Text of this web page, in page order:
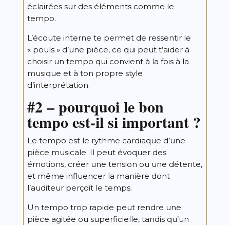
éclairées sur des éléments comme le
tempo.
L’écoute interne te permet de ressentir le
« pouls » d’une pièce, ce qui peut t’aider à
choisir un tempo qui convient à la fois à la
musique et à ton propre style
d’interprétation.
#2 – pourquoi le bon
tempo est-il si important ?
Le tempo est le rythme cardiaque d’une
pièce musicale. Il peut évoquer des
émotions, créer une tension ou une détente,
et même influencer la manière dont
l’auditeur perçoit le temps.
Un tempo trop rapide peut rendre une
pièce agitée ou superficielle, tandis qu’un